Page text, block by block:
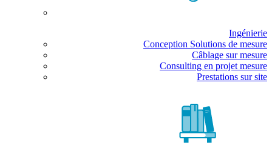
Ingénierie
Conception Solutions de mesure
Câblage sur mesure
Consulting en projet mesure
Prestations sur site